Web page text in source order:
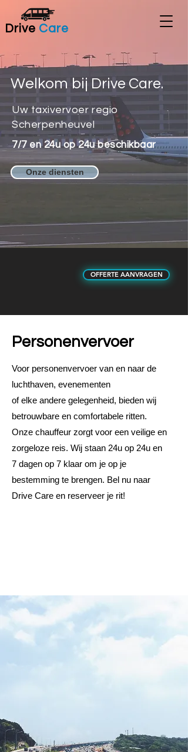
Drive Care
Welkom bij Drive Care.
Uw taxivervoer regio
Scherpenheuvel
7/7 en 24u op 24u beschikbaar
Onze diensten
OFFERTE AANVRAGEN
Personenvervoer
Voor personenvervoer van en naar de
luchthaven, evenementen
of elke andere gelegenheid, bieden wij
betrouwbare en comfortabele ritten.
Onze chauffeur zorgt voor een veilige en
zorgeloze reis. Wij staan 24u op 24u en
7 dagen op 7 klaar om je op je
bestemming te brengen. Bel nu naar
Drive Care en reserveer je rit!